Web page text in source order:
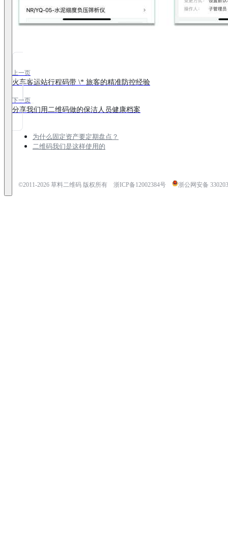
上一页
火车客运站行程码带 \* 旅客的精准防控经验
下一页
分享我们用二维码做的保洁人员健康档案
为什么固定资产要定期盘点？
二维码我们是这样使用的
©2011-2026草料二维码 版权所有 浙ICP备12002384号 浙公网安备